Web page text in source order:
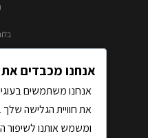
אנחנו מכבדים
אנחנו משתמשים
את חוויית הגלישה
ומשמש אותנו לשיפור